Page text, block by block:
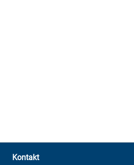
Kontakt